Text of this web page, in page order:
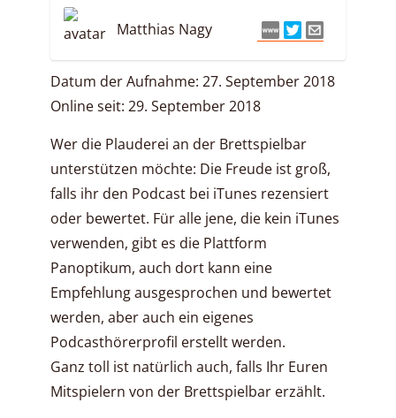
Matthias Nagy
Datum der Aufnahme: 27. September 2018
Online seit: 29. September 2018
Wer die Plauderei an der Brettspielbar
unterstützen möchte: Die Freude ist groß,
falls ihr den Podcast bei iTunes rezensiert
oder bewertet. Für alle jene, die kein iTunes
verwenden, gibt es die Plattform
Panoptikum, auch dort kann eine
Empfehlung ausgesprochen und bewertet
werden, aber auch ein eigenes
Podcasthörerprofil erstellt werden.
Ganz toll ist natürlich auch, falls Ihr Euren
Mitspielern von der Brettspielbar erzählt.